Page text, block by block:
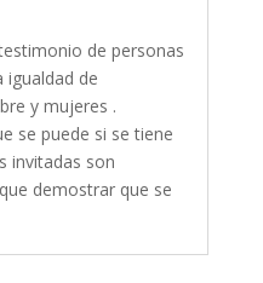
de personas
igualdad de
y mujeres .
se puede si se tiene
invitadas son
demostrar que se